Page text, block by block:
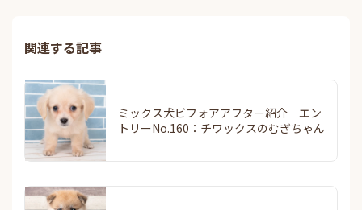
関連する記事
ミックス犬ビフォアアフター紹介 エン
トリーNo.160：チワックスのむぎちゃん